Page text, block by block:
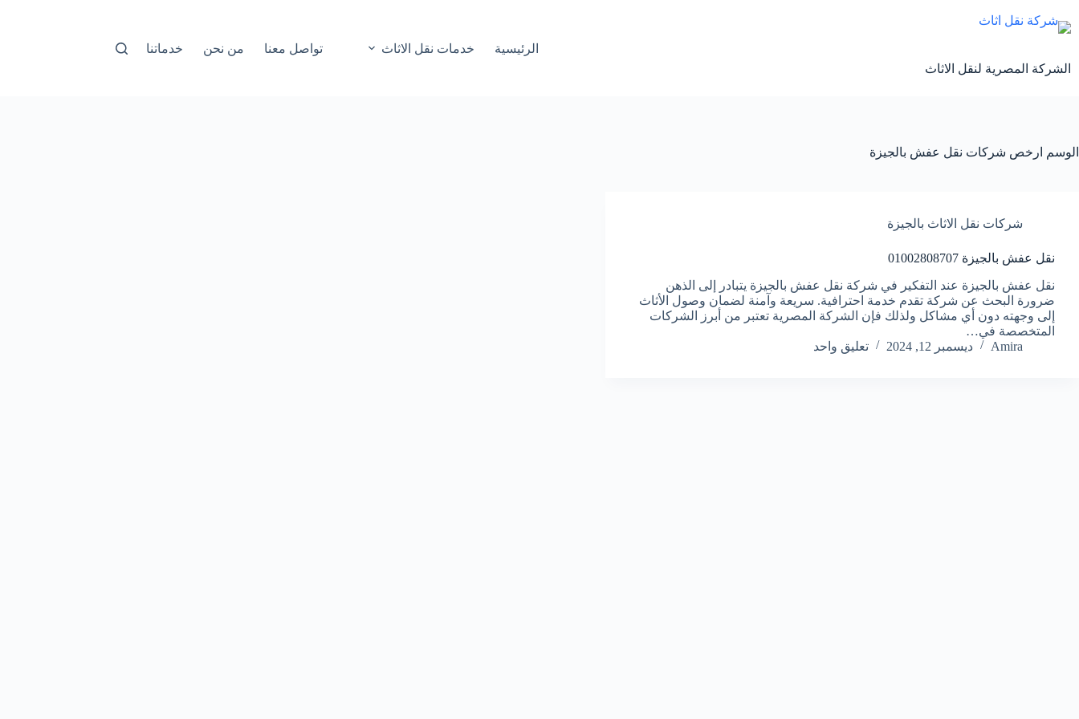
إلى
المحتوى
الشركة المصرية لنقل الاثاث
الرئيسية خدمات نقل الاثاث تواصل معنا من نحن خدماتنا
الوسم ارخص شركات نقل عفش بالجيزة
شركات نقل الاثاث بالجيزة
نقل عفش بالجيزة 01002808707
نقل عفش بالجيزة عند التفكير في شركة نقل عفش بالجيزة يتبادر إلى الذهن
ضرورة البحث عن شركة تقدم خدمة احترافية. سريعة وآمنة لضمان وصول الأثاث
إلى وجهته دون أي مشاكل ولذلك فإن الشركة المصرية تعتبر من أبرز الشركات
المتخصصة في…
Amira
ديسمبر 12, 2024 تعليق واحد